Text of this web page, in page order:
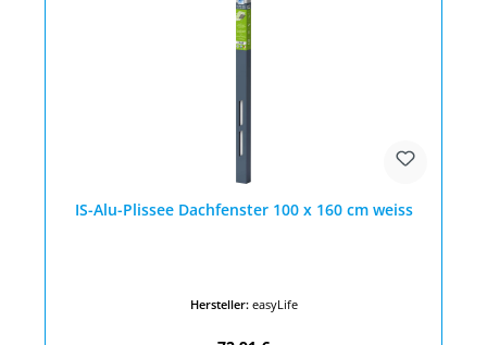
IS-Alu-Plissee Dachfenster 100 x 160 cm weiss
Hersteller: easyLife